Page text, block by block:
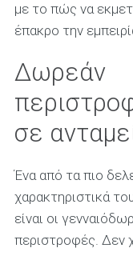
με το πώς να
έπακρο την
Δωρεάν
σε
Ένα από τα πιο
χαρακτηριστικά
είναι οι
περιστροφές. Δεν